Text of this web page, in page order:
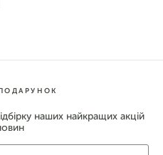
наших найкращих акцій